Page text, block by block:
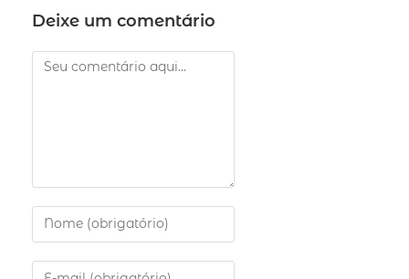
Deixe um comentário